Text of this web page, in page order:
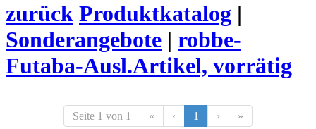
zurück Produktkatalog |
Sonderangebote | robbe-
Futaba-Ausl.Artikel, vorrätig
Seite 1 von 1 « ‹ 1 › »